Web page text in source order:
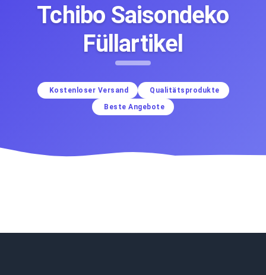
Tchibo Saisondeko
Füllartikel
Kostenloser Versand
Qualitätsprodukte
Beste Angebote